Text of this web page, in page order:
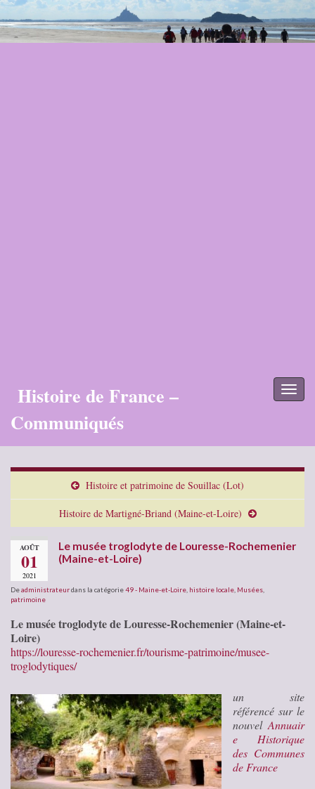
Histoire de France –
Communiqués
Histoire et patrimoine de Souillac (Lot)
Histoire de Martigné-Briand (Maine-et-Loire)
AOÛT
01
2021
Le musée troglodyte de Louresse-Rochemenier
(Maine-et-Loire)
Deadministrateurdans la catégorie49 - Maine-et-Loire histoire locale Musées
patrimoine
Le musée troglodyte de Louresse-Rochemenier (Maine-et-
Loire)
https://louresse-rochemenier.fr/tourisme-patrimoine/musee-
troglodytiques/
un site
référencé sur le
nouvel Annuair
e Historique
des Communes
de France